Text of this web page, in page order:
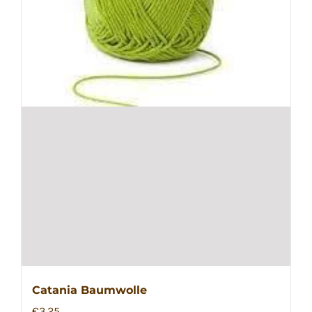
Catania Baumwolle